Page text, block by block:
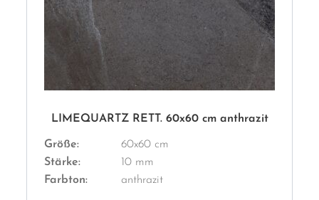
LIMEQUARTZ RETT. 60x60 cm anthrazit
Größe:
60x60 cm
Stärke:
10 mm
Farbton:
anthrazit